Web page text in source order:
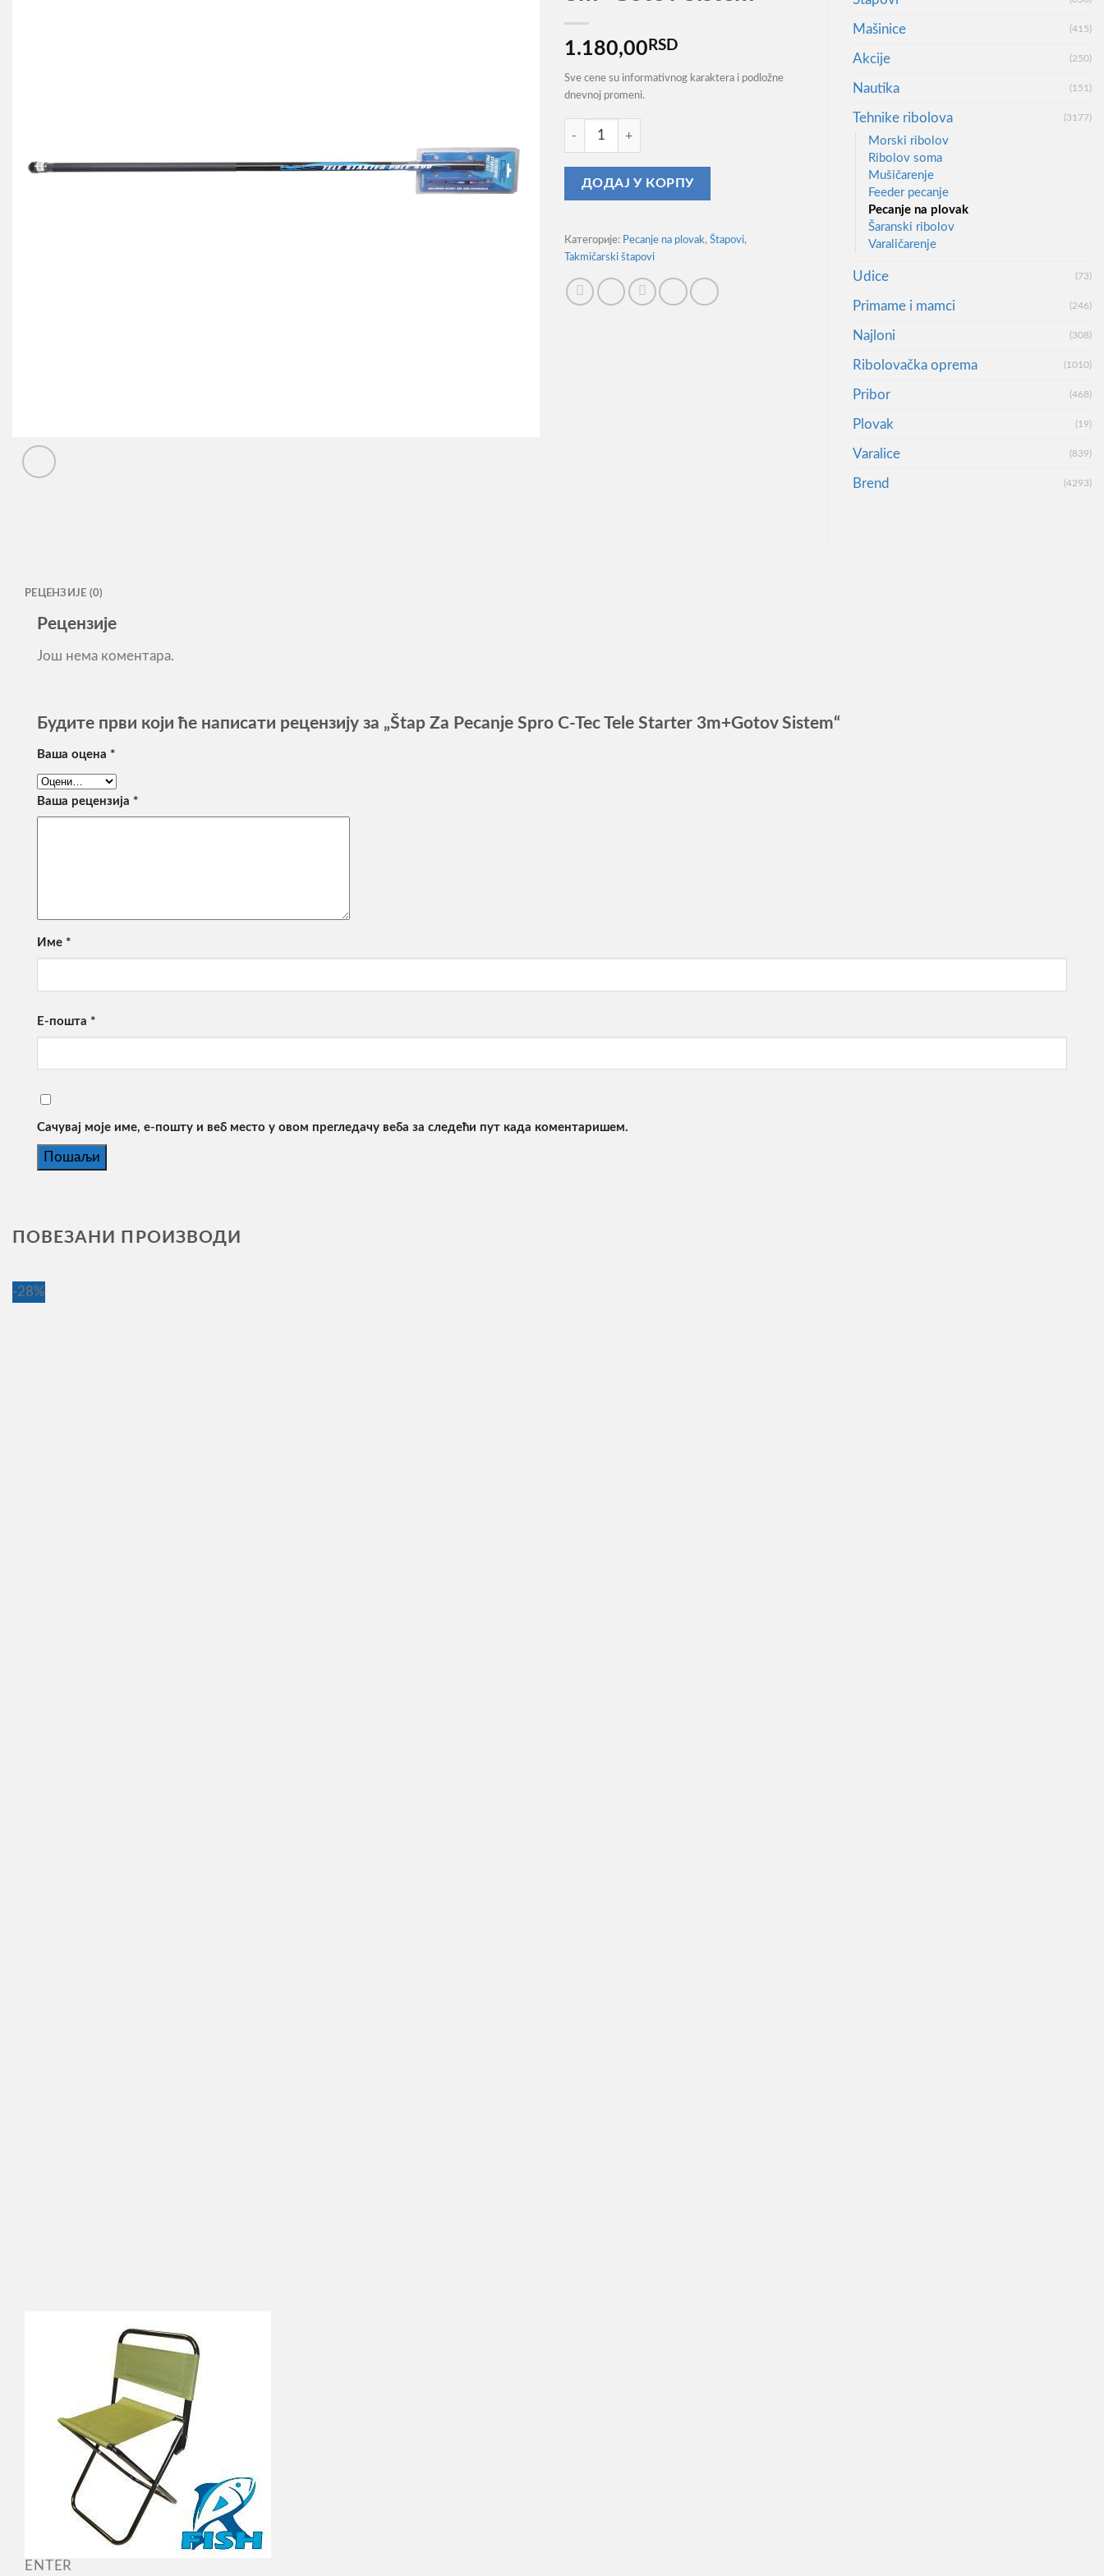
1.180,00 RSD
Sve cene su informativnog karaktera i podložne
dnevnoj promeni.
Štap Za Pecanje Spro C-Tec Tele Starter 3m+Gotov Sistem количина
ДОДАЈ У КОРПУ
Категорије: Pecanje na plovak, Štapovi,
Takmičarski štapovi
Mašinice (415)
Akcije (250)
Nautika (151)
Tehnike ribolova (3177)
Morski ribolov
Ribolov soma
Mušičarenje
Feeder pecanje
Pecanje na plovak
Šaranski ribolov
Varaličarenje
Udice (73)
Primame i mamci (246)
Najloni (308)
Ribolovačka oprema (1010)
Pribor (468)
Plovak (19)
Varalice (839)
Brend (4293)
РЕЦЕНЗИЈЕ (0)
Рецензије
Још нема коментара.
Будите први који ће написати рецензију за „Štap Za Pecanje Spro C-Tec Tele Starter 3m+Gotov Sistem“
Ваша оцена *
Ваша рецензија *
Име *
Е-пошта *
Сачувај моје име, е-пошту и веб место у овом прегледачу веба за следећи пут када коментаришем.
ПОВЕЗАНИ ПРОИЗВОДИ
-28%
ENTER